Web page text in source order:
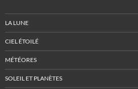
LA LUNE
CIEL ÉTOILÉ
MÉTÉORES
SOLEIL ET PLANÈTES